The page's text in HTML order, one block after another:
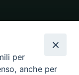
per
anche per